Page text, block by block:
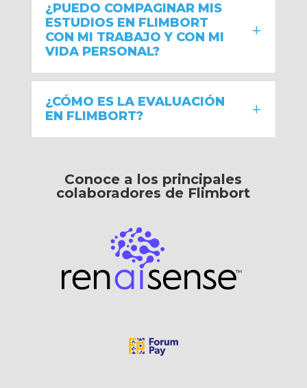
¿PUEDO COMPAGINAR MIS
ESTUDIOS EN FLIMBORT
CON MI TRABAJO Y CON MI
VIDA PERSONAL?
¿CÓMO ES LA EVALUACIÓN
EN FLIMBORT?
Conoce a los principales
colaboradores de Flimbort